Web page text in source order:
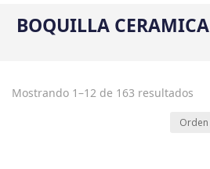
BOQUILLA CERAMICA
Mostrando 1–12 de 163 resultados